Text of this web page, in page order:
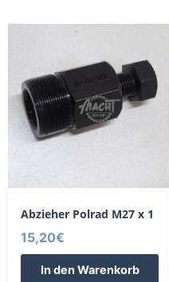
Abzieher Polrad M27 x 1
15,20€
In den Warenkorb